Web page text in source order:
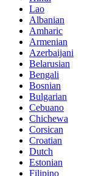
Lao
Albanian
Amharic
Armenian
Azerbaijani
Belarusian
Bengali
Bosnian
Bulgarian
Cebuano
Chichewa
Corsican
Croatian
Dutch
Estonian
Filipino